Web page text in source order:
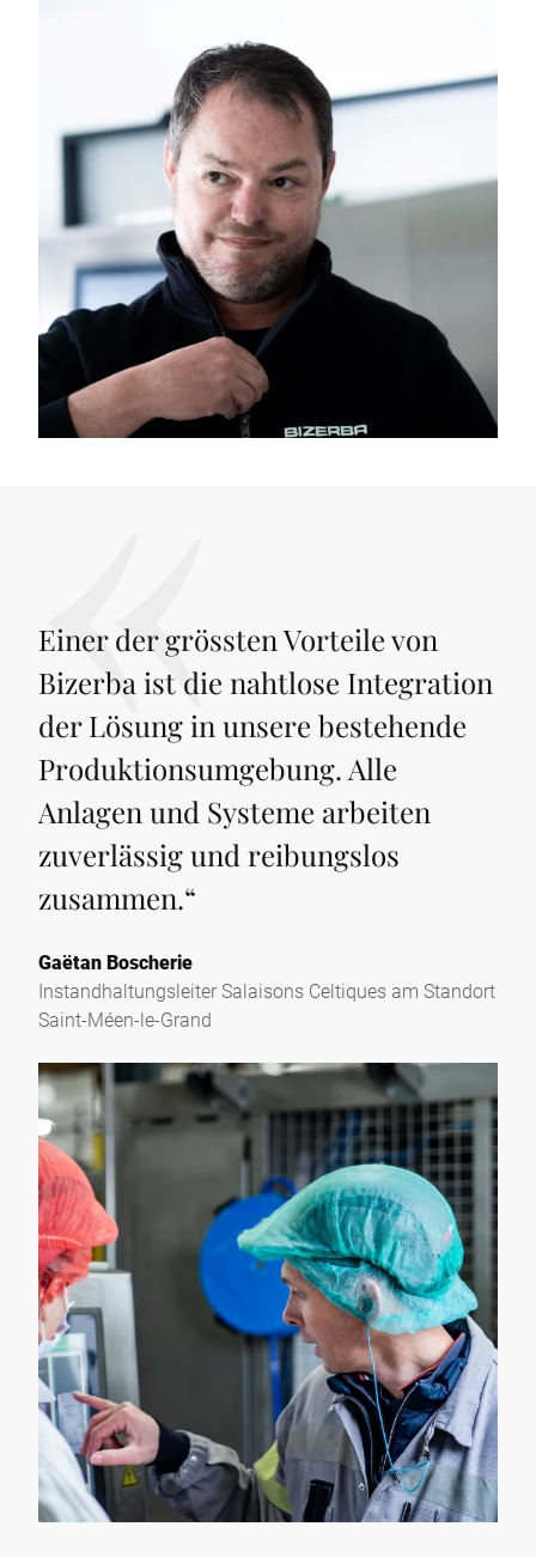
Einer der grössten Vorteile von
Bizerba ist die nahtlose Integration
der Lösung in unsere bestehende
Produktionsumgebung. Alle
Anlagen und Systeme arbeiten
zuverlässig und reibungslos
zusammen.“
Gaëtan Boscherie
Instandhaltungsleiter Salaisons Celtiques am Standort
Saint-Méen-le-Grand